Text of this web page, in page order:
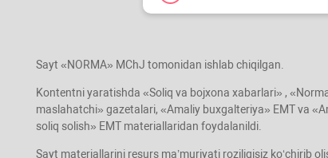
Sayt «NORMA» MChJ tomonidan ishlab chiqilgan.
Kontentni yaratishda «Soliq va bojхona хabarlari» ,
maslahatchi» gazetalari, «Amaliy buхgalteriya» EMT va
soliq solish» EMT materiallaridan foydalanildi.
Sayt materiallarini resurs ma’muriyati roziligisiz koʻchirib